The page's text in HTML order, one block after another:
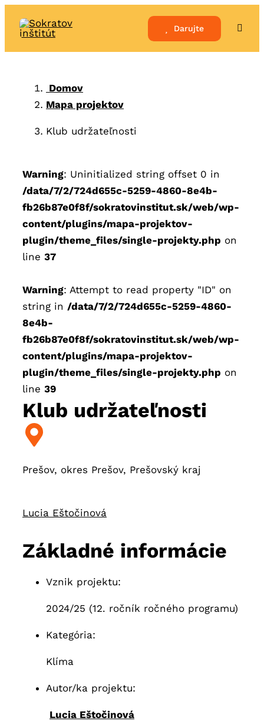
Toggle
Darujte
Domov
Mapa projektov
Klub udržateľnosti
Warning: Uninitialized string offset 0 in
/data/7/2/724d655c-5259-4860-8e4b-
fb26b87e0f8f/sokratovinstitut.sk/web/wp-
content/plugins/mapa-projektov-
plugin/theme_files/single-projekty.php on
line 37
Warning: Attempt to read property "ID" on
string in /data/7/2/724d655c-5259-4860-
8e4b-
fb26b87e0f8f/sokratovinstitut.sk/web/wp-
content/plugins/mapa-projektov-
plugin/theme_files/single-projekty.php on
line 39
Klub udržateľnosti
Prešov, okres Prešov, Prešovský kraj
Lucia Eštočinová
Základné informácie
Vznik projektu:
2024/25 (12. ročník ročného programu)
Kategória:
Klíma
Autor/ka projektu:
Lucia Eštočinová